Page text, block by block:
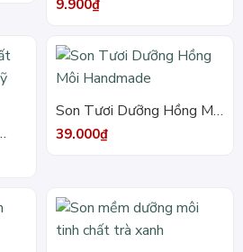
9.900₫
Son Tươi Dưỡng Hồng Môi
Handmade
39.000₫